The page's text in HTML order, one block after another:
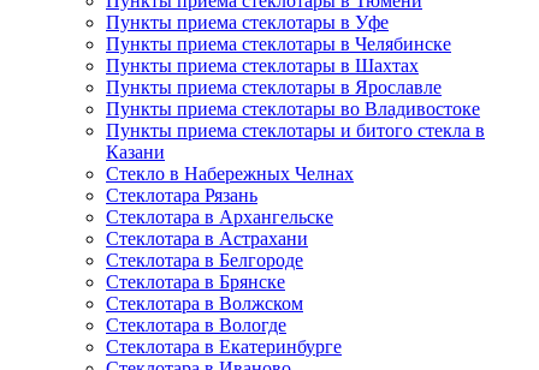
Пункты приема стеклотары в Уфе
Пункты приема стеклотары в Челябинске
Пункты приема стеклотары в Шахтах
Пункты приема стеклотары в Ярославле
Пункты приема стеклотары во Владивостоке
Пункты приема стеклотары и битого стекла в
Казани
Стекло в Набережных Челнах
Стеклотара Рязань
Стеклотара в Архангельске
Стеклотара в Астрахани
Стеклотара в Белгороде
Стеклотара в Брянске
Стеклотара в Волжском
Стеклотара в Вологде
Стеклотара в Екатеринбурге